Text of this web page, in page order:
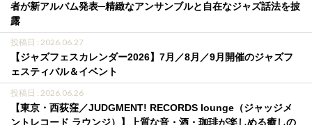
者が新アルバム発表─精緻なアンサンブルと自在なジャズ話法を披
露
投稿日 : 2026.06.27
【ジャズフェスカレンダー2026】7月／8月／9月開催のジャズフ
ェスティバル＆イベント
投稿日 : 2026.06.26
【東京・西荻窪／JUDGMENT! RECORDS lounge（ジャッジメ
ントレコード ラウンジ）】上質な音・酒・珈琲が楽しめる癒しの